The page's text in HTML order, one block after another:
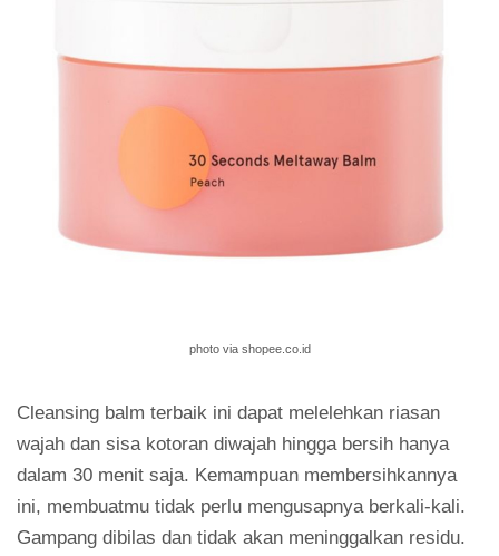
photo via shopee.co.id
Cleansing balm terbaik ini dapat melelehkan riasan
wajah dan sisa kotoran diwajah hingga bersih hanya
dalam 30 menit saja. Kemampuan membersihkannya
ini, membuatmu tidak perlu mengusapnya berkali-kali.
Gampang dibilas dan tidak akan meninggalkan residu.